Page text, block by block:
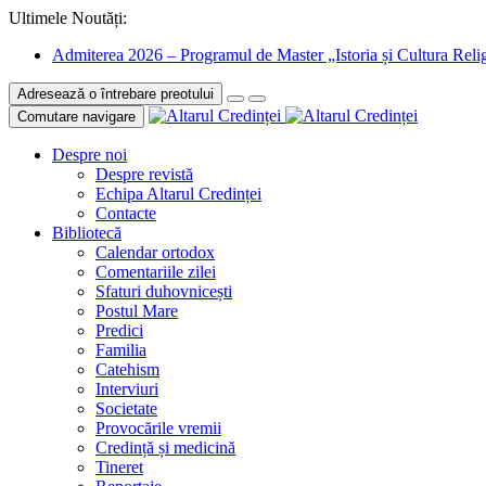
Ultimele Noutăți:
Admiterea 2026 – Programul de Master „Istoria și Cultura
Adresează o întrebare preotului
Comutare navigare
Despre noi
Despre revistă
Echipa Altarul Credinței
Contacte
Bibliotecă
Calendar ortodox
Comentariile zilei
Sfaturi duhovnicești
Postul Mare
Predici
Familia
Catehism
Interviuri
Societate
Provocările vremii
Credință și medicină
Tineret